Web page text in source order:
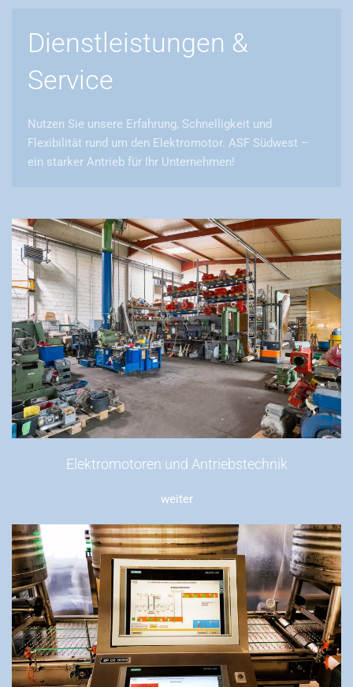
Dienstleistungen &
Service
Nutzen Sie unsere Erfahrung, Schnelligkeit und
Flexibilität rund um den Elektromotor. ASF Südwest –
ein starker Antrieb für Ihr Unternehmen!
Elektromotoren und Antriebstechnik
weiter